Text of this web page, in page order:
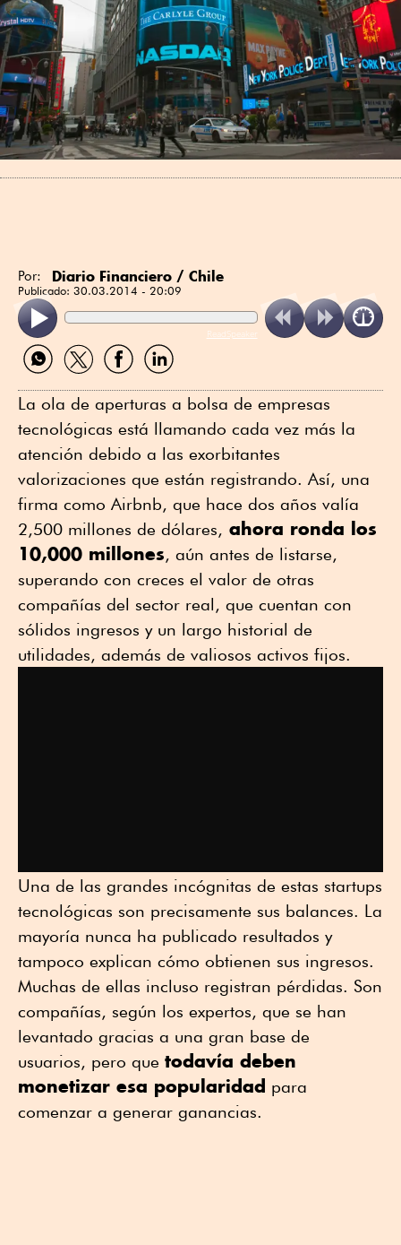
Por: Diario Financiero / Chile
Publicado: 30.03.2014 - 20:09
ReadSpeaker
Compartir
por
Compartir
por
Compartir
por
Compartir
por
La ola de aperturas a bolsa de empresas
tecnológicas está llamando cada vez más la
atención debido a las exorbitantes
valorizaciones que están registrando. Así, una
firma como Airbnb, que hace dos años valía
2,500 millones de dólares, ahora ronda los
10,000 millones, aún antes de listarse,
superando con creces el valor de otras
compañías del sector real, que cuentan con
sólidos ingresos y un largo historial de
utilidades, además de valiosos activos fijos.
Una de las grandes incógnitas de estas startups
tecnológicas son precisamente sus balances. La
mayoría nunca ha publicado resultados y
tampoco explican cómo obtienen sus ingresos.
Muchas de ellas incluso registran pérdidas. Son
compañías, según los expertos, que se han
levantado gracias a una gran base de
usuarios, pero que todavía deben
monetizar esa popularidad para
comenzar a generar ganancias.